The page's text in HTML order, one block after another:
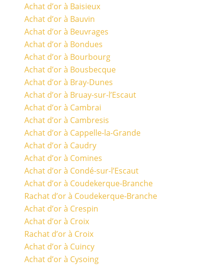
Achat d’or à Baisieux
Achat d’or à Bauvin
Achat d’or à Beuvrages
Achat d’or à Bondues
Achat d’or à Bourbourg
Achat d’or à Bousbecque
Achat d’or à Bray-Dunes
Achat d’or à Bruay-sur-l’Escaut
Achat d’or à Cambrai
Achat d’or à Cambresis
Achat d’or à Cappelle-la-Grande
Achat d’or à Caudry
Achat d’or à Comines
Achat d’or à Condé-sur-l’Escaut
Achat d’or à Coudekerque-Branche
Rachat d’or à Coudekerque-Branche
Achat d’or à Crespin
Achat d’or à Croix
Rachat d’or à Croix
Achat d’or à Cuincy
Achat d’or à Cysoing